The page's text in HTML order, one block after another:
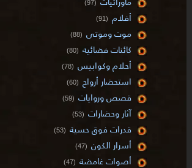
(97)
أفلام (91)
موت وموتى (88)
كائنات فضائية (80)
أحلام وكوابيس (78)
استحضار أرواح (60)
قصص وروايات (59)
آثار وحضارات (53)
قدرات فوق حسية (53)
أسرار الكون (47)
أصوات غامضة (47)